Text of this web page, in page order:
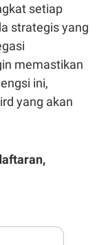
setiap
strategis yang
memastikan
ini,
yang akan